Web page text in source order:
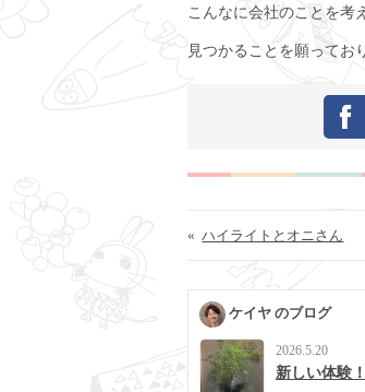
こんなに会社のことを考
見つかることを願ってお
« ハイライトとオニさん
ケイヤ のブログ
2026.5.20
新しい体験！